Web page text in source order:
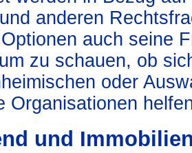
anderen
auch seine
zu schauen, ob
oder
Organisationen
und